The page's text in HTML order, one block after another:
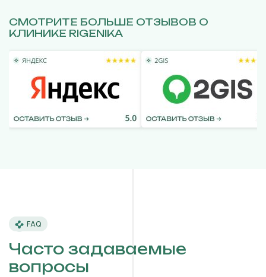
СМОТРИТЕ БОЛЬШЕ ОТЗЫВОВ О
КЛИНИКЕ RIGENIKA
FAQ
Часто задаваемые
вопросы